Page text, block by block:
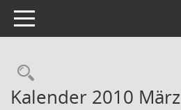
Toggle navigation
Rechercheauswahl
Kalender 2010 März